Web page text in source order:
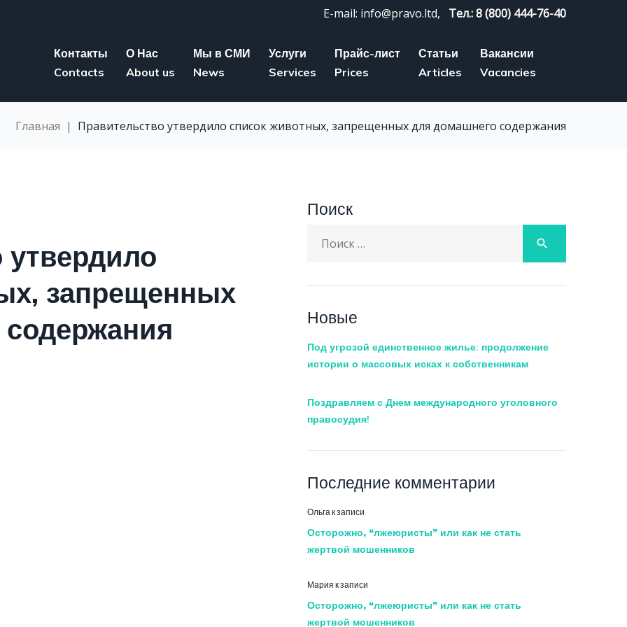
E-mail: info@pravo.ltd, Тел.: 8 (800) 444-76-40
Контакты
Contacts
О Нас
About us
Мы в СМИ
News
Услуги
Services
Прайс-лист
Prices
Статьи
Articles
Вакансии
Vacancies
Главная | Правительство утвердило список животных, запрещенных для домашнего содержания
запрещенных
Поиск
search
Новые
Под угрозой единственное жилье: продолжение
истории о массовых исках к собственникам
Поздравляем с Днем международного уголовного
правосудия!
Последние комментарии
Ольга к записи
Осторожно, “лжеюристы” или как не стать
жертвой мошенников
Мария к записи
Осторожно, “лжеюристы” или как не стать
жертвой мошенников